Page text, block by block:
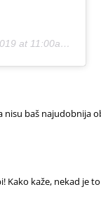
at 11:00am PST
baš najudobnija
kaže, nekad je